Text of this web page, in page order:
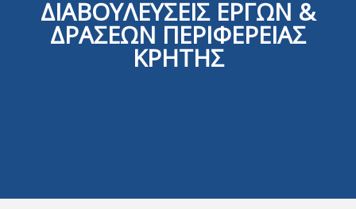
ΔΙΑΒΟΥΛΕΥΣΕΙΣ ΕΡΓΩΝ &
ΔΡΑΣΕΩΝ ΠΕΡΙΦΕΡΕΙΑΣ
ΚΡΗΤΗΣ